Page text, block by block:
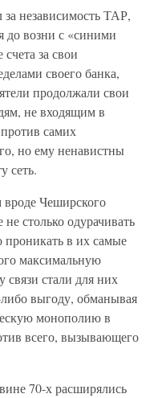
за независимость ТАР,
до возни с «синими
за свои
своего банка,
продолжали свои
не входящим в
самих
но ему ненавистны
сеть.
Чеширского
столько одурачивать
проникать в их самые
максимальную
стали для них
выгоду, обманывая
монополию в
всего, вызывающего
70-х расширялись